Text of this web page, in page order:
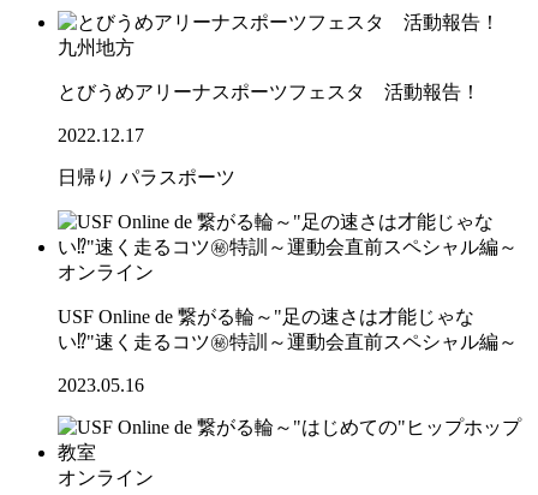
九州地方
とびうめアリーナスポーツフェスタ 活動報告！
2022.12.17
日帰り パラスポーツ
オンライン
USF Online de 繋がる輪～"足の速さは才能じゃな
い⁉"速く走るコツ㊙特訓～運動会直前スペシャル編～
2023.05.16
オンライン